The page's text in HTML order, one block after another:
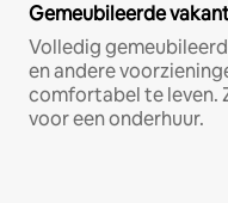
Gemeubileerde
Volledig
en andere
comfortabel te leven.
voor een onderhuur.